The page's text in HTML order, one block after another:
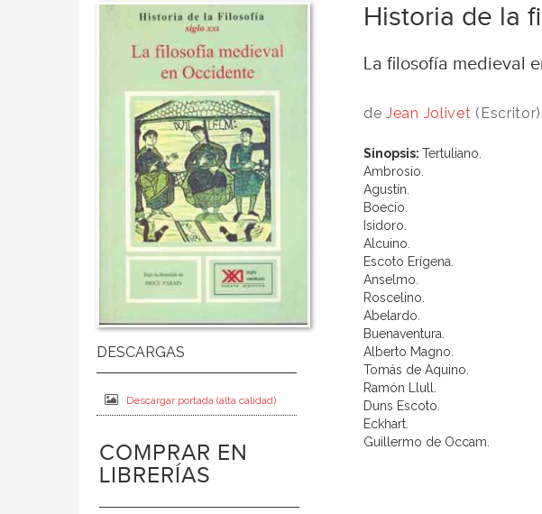
Descargar portada (alta calidad)
COMPRAR EN
LIBRERÍAS
Historia de la
La filosofía medieval
deJean Jolivet (Escritor)
Sinopsis: Tertuliano.
Ambrosio.
Agustín.
Boecio.
Isidoro.
Alcuino.
Escoto Erígena.
Anselmo.
Roscelino.
Abelardo.
Buenaventura.
Alberto Magno.
Tomás de Aquino.
Ramón Llull.
Duns Escoto.
Eckhart.
Guillermo de Occam.